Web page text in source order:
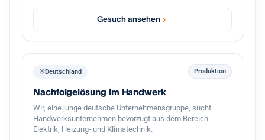
vollständige Übernahme oder eine Mehrheit inklusive
Übernahme der Geschäftsführung. Eine strukturierte
Übergabe im Tempo des bisherigen Inhabers ist
mit einem festen privaten Investorenkreis, der bei
zusätzlichem Bedarf Eigenkapital von bis zu 3 Millionen
Euro bereitstellt. Damit lässt sich eine Übernahme zügig
und verlässlich umsetzen. Eine
Vertraulichkeitsvereinbarung unterzeichne ich
selbstverständlich gern. Ich freue mich auf einen
vertraulichen Austausch.
Gesuch ansehen
Deutschland Produktion
Nachfolgelösung im Handwerk
Wir, eine junge deutsche Unternehmensgruppe, sucht
Handwerksunternehmen bevorzugt aus dem Bereich
Elektrik, Heizung- und Klimatechnik.